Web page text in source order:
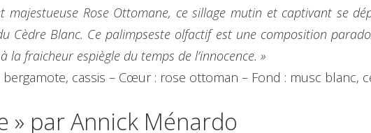
majestueuse Rose Ottomane, ce sillage mutin et captivant se
Cèdre Blanc. Ce palimpseste olfactif est une composition
la fraicheur espiègle du temps de l’innocence. »
bergamote, cassis – Cœur : rose ottoman – Fond : musc blanc,
» par Annick Ménardo